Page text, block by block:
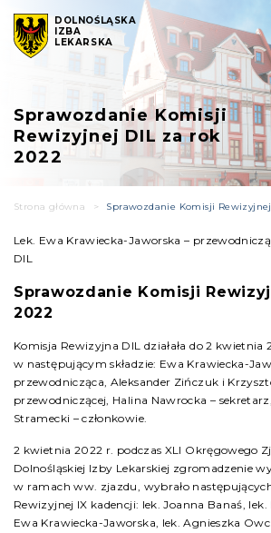
DOLNOŚLĄSKA
IZBA
LEKARSKA
Sprawozdanie Komisji
Rewizyjnej DIL za rok
2022
Strona główna > Sprawozdanie Komisji
Lek. Ewa Krawiecka-Jaworska –
DIL
Sprawozdanie Komisji
2022
Komisja Rewizyjna DIL działała do 2 kwietnia
w następującym składzie: Ewa Krawiecka-
przewodnicząca, Aleksander Zińczuk i
przewodniczącej, Halina Nawrocka –
Stramecki – członkowie.
2 kwietnia 2022 r. podczas XLI Okręgowego
Dolnośląskiej Izby Lekarskiej zgromadzenie
w ramach ww. zjazdu, wybrało
Rewizyjnej IX kadencji: lek. Joanna Banaś,
Ewa Krawiecka-Jaworska, lek. Agnieszka